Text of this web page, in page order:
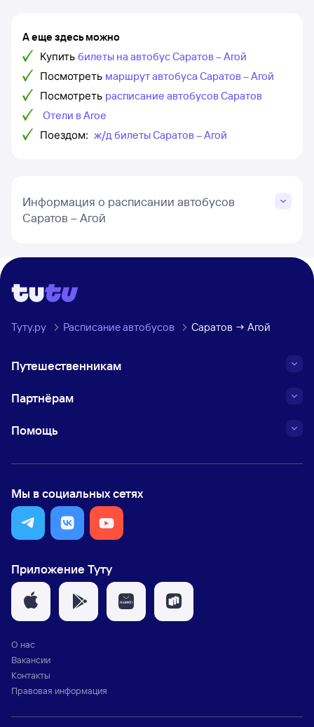
А еще здесь можно
Купить билеты на автобус Саратов – Агой
Посмотреть маршрут автобуса Саратов – Агой
Посмотреть расписание автобусов Саратов
Отели в Агое
Поездом: ж/д билеты Саратов – Агой
Информация о расписании автобусов
Саратов – Агой
Туту.ру Расписание автобусов Саратов → Агой
Путешественникам
Партнёрам
Помощь
Мы в социальных сетях
Приложение Туту
О нас
Вакансии
Контакты
Правовая информация